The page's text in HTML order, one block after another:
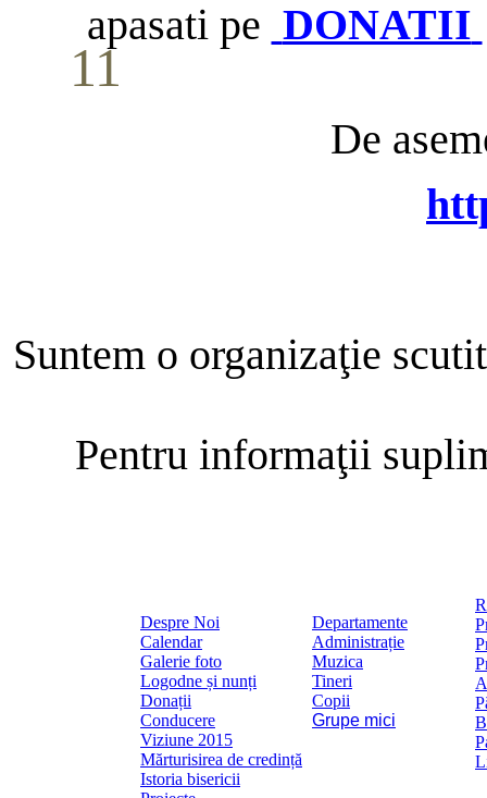
11
apasati pe DONATII
De
Suntem o organizaţie
Pentru informaţii
Despre Noi
Calendar
Galerie foto
Logodne și nunți
Donații
Conducere
Viziune 2015
Mărturisirea de credință
Istoria bisericii
Departamente
Administrație
Muzica
Tineri
Copii
Grupe mici